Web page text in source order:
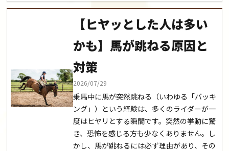
【ヒヤッとした人は多い
かも】馬が跳ねる原因と
対策
2026/07/29
乗馬中に馬が突然跳ねる（いわゆる「バッキ
ング」）という経験は、多くのライダーが一
度はヒヤリとする瞬間です。突然の挙動に驚
き、恐怖を感じる方も少なくありません。し
かし、馬が跳ねるには必ず理由があり、その